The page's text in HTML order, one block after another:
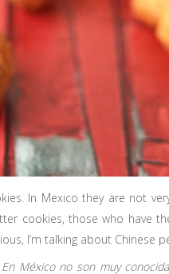
In Mexico they are not
cookies, those who have
I’m talking about Chinese
México no son muy